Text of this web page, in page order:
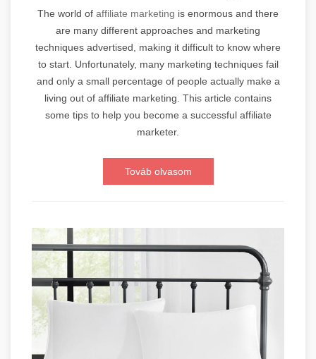
The world of affiliate marketing is enormous and there
are many different approaches and marketing
techniques advertised, making it difficult to know where
to start. Unfortunately, many marketing techniques fail
and only a small percentage of people actually make a
living out of affiliate marketing. This article contains
some tips to help you become a successful affiliate
marketer.
Továb olvasom